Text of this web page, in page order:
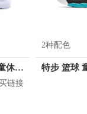
匹克 专项运动系列 儿童休闲鞋 EK0206E
链接
2种配色